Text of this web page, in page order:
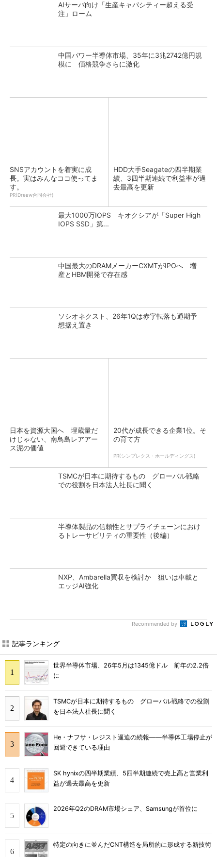
AIサーバ向け「生産キャパシティー超える受
注」ローム
中国パワー半導体市場、35年に3兆2742億円規
模に 価格競争さらに激化
SNSアカウントを着実に成
長。実はみんなココ使ってま
す。
PR(Dreaw合同会社)
HDD大手Seagateの四半期業
績、3四半期連続で利益率が過
去最高を更新
最大1000万IOPS キオクシアが「Super High
IOPS SSD」第...
中国最大のDRAMメーカーCXMTがIPOへ 増
産とHBM開発で存在感
ソシオネクスト、26年1Qは赤字転落も通期予
想据え置き
日本を資源大国へ 埋蔵量だ
けじゃない、南鳥島レアアー
ス泥の価値
20代が成長できる企業1位。そ
の育て方
PR(シンプレクス・ホールディングス)
TSMCが日本に期待するもの グローバル戦略
での役割を日本法人社長に聞く
半導体製品の信頼性とサプライチェーンにおけ
るトレーサビリティの重要性（後編）
NXP、Ambarella買収を検討か 狙いは車載と
エッジAI強化
Recommended by
記事ランキング
世界半導体市場、26年5月は1345億ドル 前年の2.2倍
に
TSMCが日本に期待するもの グローバル戦略での役割
を日本法人社長に聞く
He・ナフサ・レジスト逼迫の続報――半導体工場停止が
回避できている理由
SK hynixの四半期業績、5四半期連続で売上高と営業利
益が過去最高を更新
2026年Q2のDRAM市場シェア、Samsungが首位に
特定の向きに並んだCNT構造を局所的に形成する新技術